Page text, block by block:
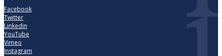
Facebook
Twitter
Linkedin
YouTube
Vimeo
Instagram